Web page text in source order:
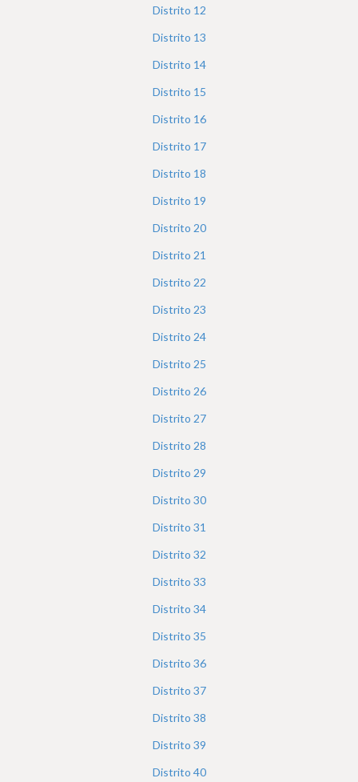
Distrito 12
Distrito 13
Distrito 14
Distrito 15
Distrito 16
Distrito 17
Distrito 18
Distrito 19
Distrito 20
Distrito 21
Distrito 22
Distrito 23
Distrito 24
Distrito 25
Distrito 26
Distrito 27
Distrito 28
Distrito 29
Distrito 30
Distrito 31
Distrito 32
Distrito 33
Distrito 34
Distrito 35
Distrito 36
Distrito 37
Distrito 38
Distrito 39
Distrito 40